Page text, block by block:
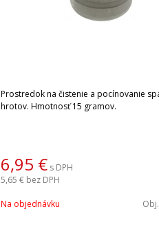
Prostredok na čistenie a pocínovanie
hrotov. Hmotnosť 15 gramov.
6,95 € s DPH
5,65 € bez DPH
Na objednávku